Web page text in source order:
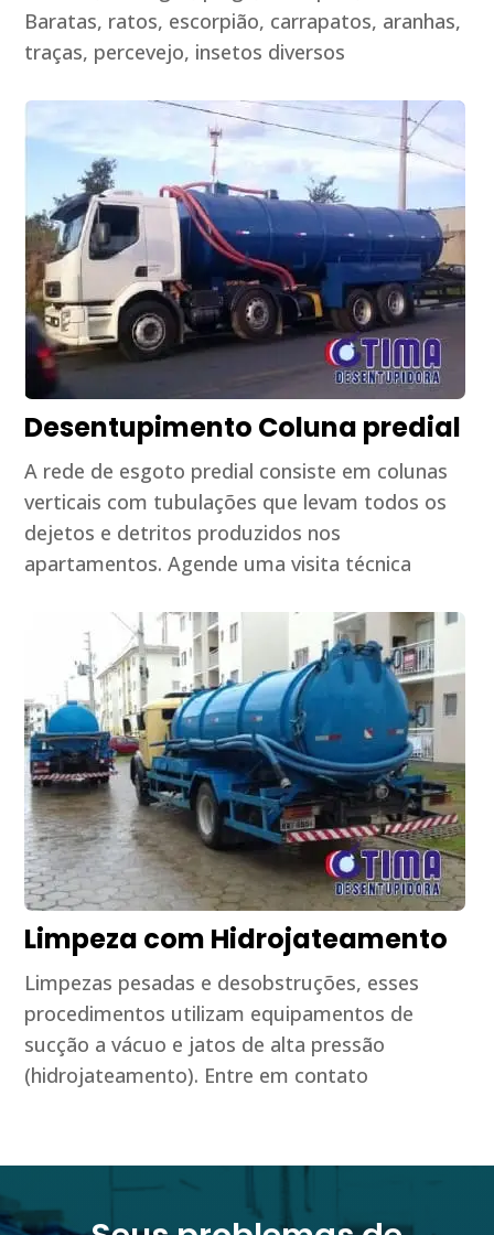
Baratas, ratos, escorpião, carrapatos, aranhas,
traças, percevejo, insetos diversos
Desentupimento Coluna predial
A rede de esgoto predial consiste em colunas
verticais com tubulações que levam todos os
dejetos e detritos produzidos nos
apartamentos. Agende uma visita técnica
Limpeza com Hidrojateamento
Limpezas pesadas e desobstruções, esses
procedimentos utilizam equipamentos de
sucção a vácuo e jatos de alta pressão
(hidrojateamento). Entre em contato